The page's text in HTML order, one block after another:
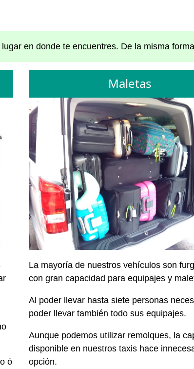
en donde te encuentres. De la misma
ó
Maletas
La mayoría de nuestros vehículos son
con gran capacidad para equipajes y
Al poder llevar hasta siete personas
poder llevar también todo sus equipajes.
Aunque podemos utilizar remolques, la
disponible en nuestros taxis hace
opción.